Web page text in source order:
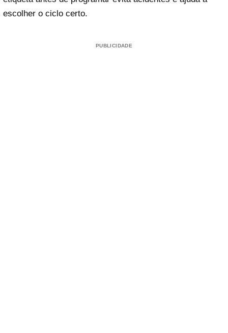
escolher o ciclo certo.
PUBLICIDADE